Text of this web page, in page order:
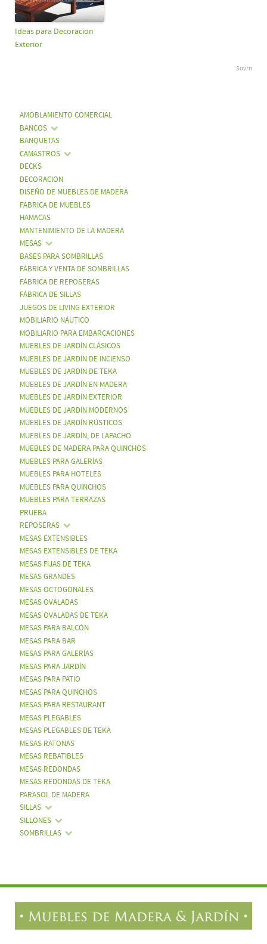
Ideas para Decoracion
Exterior
Sovrn
AMOBLAMIENTO COMERCIAL
BANCOS
BANQUETAS
CAMASTROS
DECKS
DECORACION
DISEÑO DE MUEBLES DE MADERA
FABRICA DE MUEBLES
HAMACAS
MANTENIMIENTO DE LA MADERA
MESAS
BASES PARA SOMBRILLAS
FÁBRICA Y VENTA DE SOMBRILLAS
FÁBRICA DE REPOSERAS
FÁBRICA DE SILLAS
JUEGOS DE LIVING EXTERIOR
MOBILIARIO NÁUTICO
MOBILIARIO PARA EMBARCACIONES
MUEBLES DE JARDÍN CLÁSICOS
MUEBLES DE JARDÍN DE INCIENSO
MUEBLES DE JARDÍN DE TEKA
MUEBLES DE JARDÍN EN MADERA
MUEBLES DE JARDÍN EXTERIOR
MUEBLES DE JARDÍN MODERNOS
MUEBLES DE JARDÍN RÚSTICOS
MUEBLES DE JARDÍN, DE LAPACHO
MUEBLES DE MADERA PARA QUINCHOS
MUEBLES PARA GALERÍAS
MUEBLES PARA HOTELES
MUEBLES PARA QUINCHOS
MUEBLES PARA TERRAZAS
PRUEBA
REPOSERAS
MESAS EXTENSIBLES
MESAS EXTENSIBLES DE TEKA
MESAS FIJAS DE TEKA
MESAS GRANDES
MESAS OCTOGONALES
MESAS OVALADAS
MESAS OVALADAS DE TEKA
MESAS PARA BALCÓN
MESAS PARA BAR
MESAS PARA GALERÍAS
MESAS PARA JARDÍN
MESAS PARA PATIO
MESAS PARA QUINCHOS
MESAS PARA RESTAURANT
MESAS PLEGABLES
MESAS PLEGABLES DE TEKA
MESAS RATONAS
MESAS REBATIBLES
MESAS REDONDAS
MESAS REDONDAS DE TEKA
PARASOL DE MADERA
SILLAS
SILLONES
SOMBRILLAS